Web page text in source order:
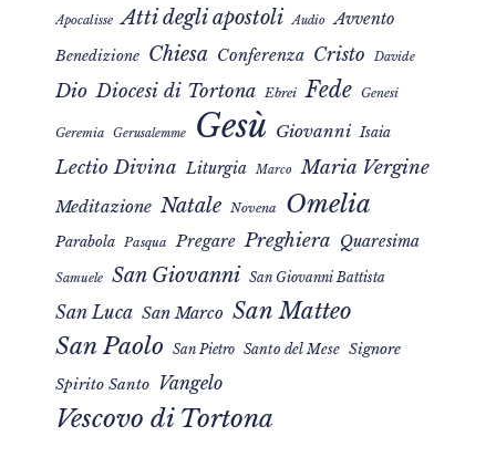
Apocalisse Atti degli apostoli Audio Avvento
Benedizione Chiesa Conferenza Cristo Davide
Dio Diocesi di Tortona Ebrei Fede Genesi
Geremia Gerusalemme Gesù Giovanni Isaia
Lectio Divina Liturgia Marco Maria Vergine
Meditazione Natale Novena Omelia
Parabola Pasqua Pregare Preghiera Quaresima
Samuele San Giovanni San Giovanni Battista
San Luca San Marco San Matteo
San Paolo San Pietro Santo del Mese Signore
Spirito Santo Vangelo
Vescovo di Tortona